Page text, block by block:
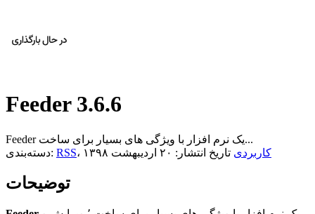
Feeder 3.6.6
Feeder یک نرم افزار با ویژگی های بسیار برای ساخت...
دسته‌بندی: RSS، کاربردی تاریخ انتشار: ۲۰ اردیبهشت ۱۳۹۸
توضیحات